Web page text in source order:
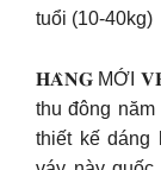
tuổi (10-40kg)
𝐇𝐀̀𝐍𝐆 MỚI
thu đông năm
thiết kế dáng